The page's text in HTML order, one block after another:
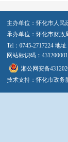
主办单位：怀化市人民
承办单位：怀化市财政
Tel：0745-2717224 地
网站标识码：
湘公网安备
技术支持：怀化市政务